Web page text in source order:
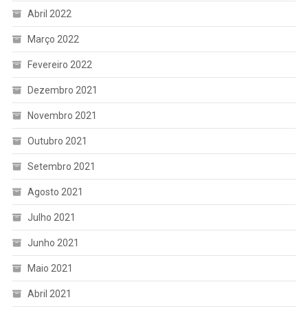
Abril 2022
Março 2022
Fevereiro 2022
Dezembro 2021
Novembro 2021
Outubro 2021
Setembro 2021
Agosto 2021
Julho 2021
Junho 2021
Maio 2021
Abril 2021